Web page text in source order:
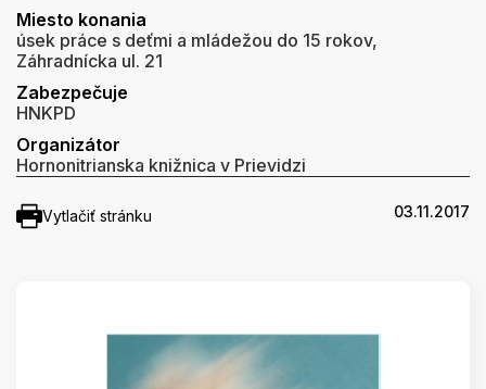
Miesto konania
úsek práce s deťmi a mládežou do 15 rokov,
Záhradnícka ul. 21
Zabezpečuje
HNKPD
Organizátor
Hornonitrianska knižnica v Prievidzi
Vytlačiť stránku 03.11.2017